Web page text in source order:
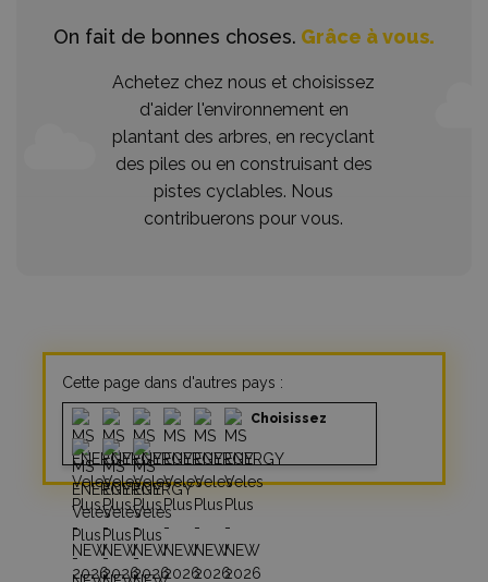
On fait de bonnes choses. Grâce à vous.
Achetez chez nous et choisissez
d'aider l'environnement en
plantant des arbres, en recyclant
des piles ou en construisant des
pistes cyclables. Nous
contribuerons pour vous.
Cette page dans d'autres pays :
Choisissez